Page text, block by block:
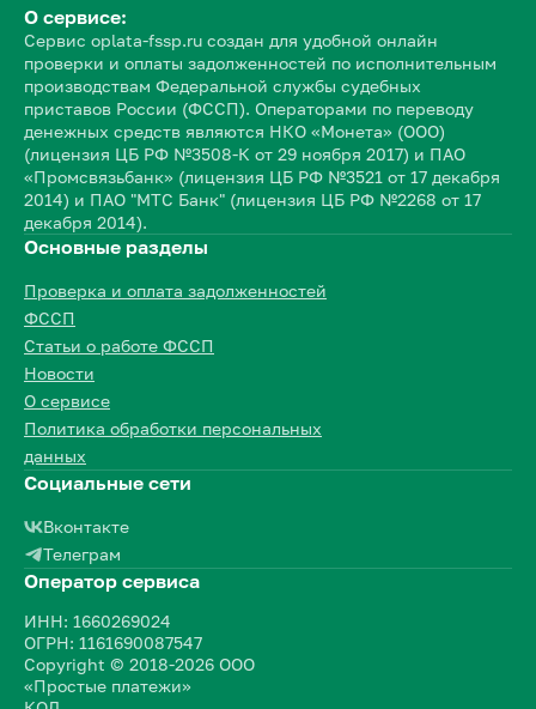
О сервисе:
Сервис oplata-fssp.ru создан для удобной онлайн
проверки и оплаты задолженностей по исполнительным
производствам Федеральной службы судебных
приставов России (ФССП). Операторами по переводу
денежных средств являются НКО «Монета» (ООО)
(лицензия ЦБ РФ №3508-К от 29 ноября 2017) и ПАО
«Промсвязьбанк» (лицензия ЦБ РФ №3521 от 17 декабря
2014) и ПАО "МТС Банк" (лицензия ЦБ РФ №2268 от 17
декабря 2014).
Основные разделы
Проверка и оплата задолженностей
ФССП
Статьи о работе ФССП
Новости
О сервисе
Политика обработки персональных
данных
Социальные сети
Вконтакте
Телеграм
Оператор сервиса
ИНН: 1660269024
ОГРН: 1161690087547
Copyright © 2018-2026 ООО
«Простые платежи»